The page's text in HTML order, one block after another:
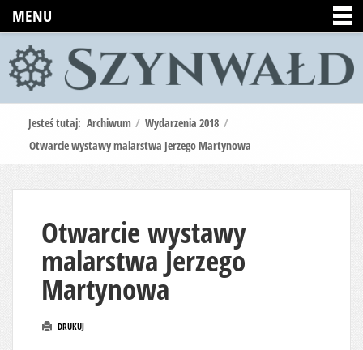
MENU
Jesteś tutaj: Archiwum / Wydarzenia 2018 /
Otwarcie wystawy malarstwa Jerzego Martynowa
Otwarcie wystawy
malarstwa Jerzego
Martynowa
DRUKUJ